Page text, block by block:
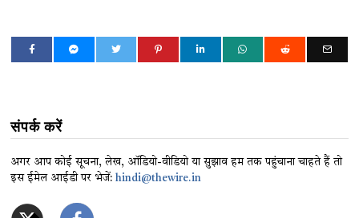
संपर्क करें
अगर आप कोई सूचना, लेख, ऑडियो-वीडियो या सुझाव हम तक पहुंचाना चाहते हैं तो
इस ईमेल आईडी पर भेजें:hindi@thewire.in